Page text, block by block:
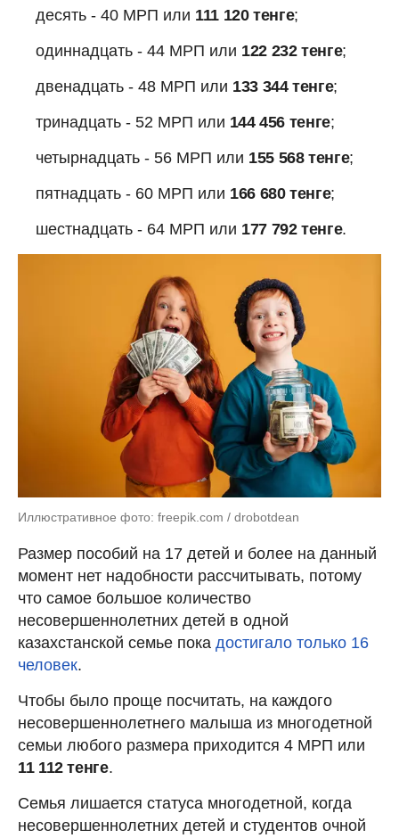
десять - 40 МРП или 111 120 тенге;
одиннадцать - 44 МРП или 122 232 тенге;
двенадцать - 48 МРП или 133 344 тенге;
тринадцать - 52 МРП или 144 456 тенге;
четырнадцать - 56 МРП или 155 568 тенге;
пятнадцать - 60 МРП или 166 680 тенге;
шестнадцать - 64 МРП или 177 792 тенге.
Иллюстративное фото: freepik.com / drobotdean
Размер пособий на 17 детей и более на данный
момент нет надобности рассчитывать, потому
что самое большое количество
несовершеннолетних детей в одной
казахстанской семье пока достигало только 16
человек.
Чтобы было проще посчитать, на каждого
несовершеннолетнего малыша из многодетной
семьи любого размера приходится 4 МРП или
11 112 тенге.
Семья лишается статуса многодетной, когда
несовершеннолетних детей и студентов очной